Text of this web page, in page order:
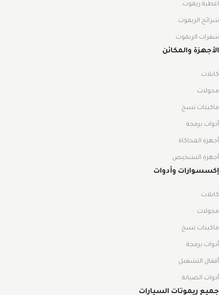
اغطية ريموت
شرائح الريموت
شفرات الريموت
الأجهزة والمكائن
كابلات
محولات
ماكينات نسخ
أدوات برمجة
أجهزة المحاكاة
أجهزة التشخيص
إكسسوارات وأدوات
كابلات
محولات
ماكينات نسخ
أدوات برمجة
أقفال التشغيل
أدوات الصيانة
جميع ريموتات السيارات